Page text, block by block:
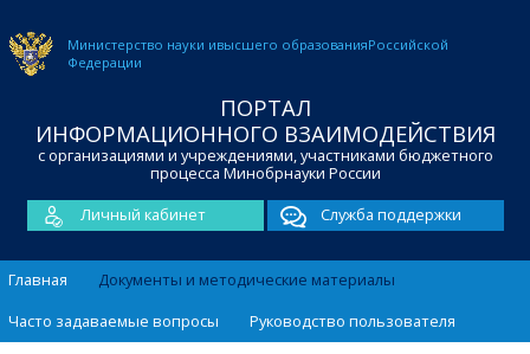
Министерство науки ивысшего образованияРоссийской
Федерации
ПОРТАЛ
ИНФОРМАЦИОННОГО ВЗАИМОДЕЙСТВИЯ
с организациями и учреждениями, участниками бюджетного
процесса Минобрнауки России
Личный кабинет
Служба поддержки
Главная
Документы и методические материалы
Часто задаваемые вопросы
Руководство пользователя